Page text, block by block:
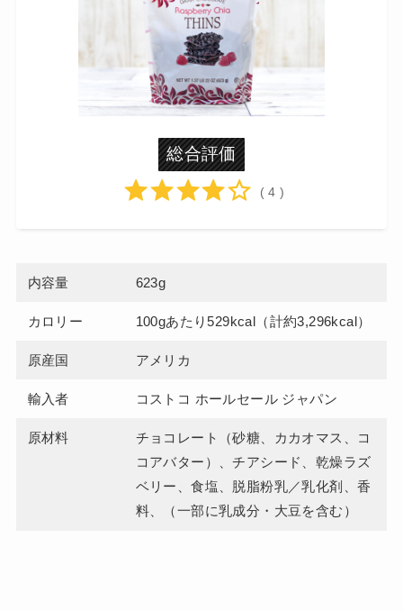
総合評価
( 4 )
内容量 623g
カロリー 100gあたり529kcal（計約3,296kcal）
原産国 アメリカ
輸入者 コストコ ホールセール ジャパン
原材料
チョコレート（砂糖、カカオマス、コ
コアバター）、チアシード、乾燥ラズ
ベリー、食塩、脱脂粉乳／乳化剤、香
料、（一部に乳成分・大豆を含む）